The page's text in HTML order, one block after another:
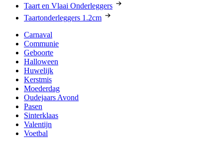
Taart en Vlaai Onderleggers
Taartonderleggers 1.2cm
Carnaval
Communie
Geboorte
Halloween
Huwelijk
Kerstmis
Moederdag
Oudejaars Avond
Pasen
Sinterklaas
Valentijn
Voetbal